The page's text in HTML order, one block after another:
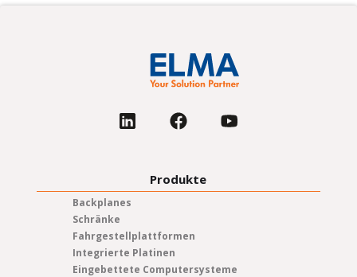
Produkte
Backplanes
Schränke
Fahrgestellplattformen
Integrierte Platinen
Eingebettete Computersysteme